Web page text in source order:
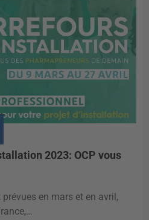
2023: OCP vous
en mars et en avril,